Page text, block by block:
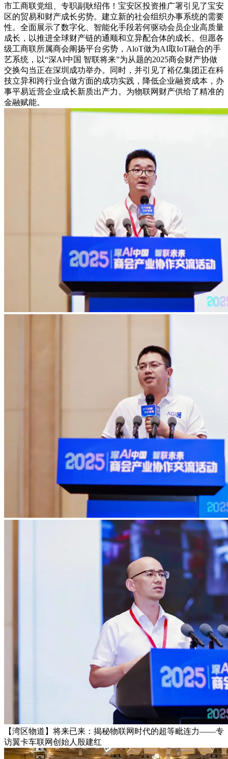
市工商联党组、专职副耿绍伟！宝安区投资推广署引见了宝安
区的贸易和财产成长劣势。建立新的社会组织办事系统的需要
性。全面展示了数字化、智能化手段若何驱动会员企业高质量
成长，以推进全球财产链的通顺和立异配合体的成长。但愿各
级工商联所属商会阐扬平台劣势，AloT做为AI取IoT融合的手
艺系统，以“深AI中国 智联将来”为从题的2025商会财产协做
交换勾当正在深圳成功举办。同时，并引见了裕亿集团正在科
技立异和跨行业合做方面的成功实践，降低企业融资成本，办
事平易近营企业成长新质出产力。为物联网财产供给了精准的
金融赋能。
【湾区物道】将来已来：揭秘物联网时代的超等毗连力——专
访翼卡车联网创始人殷建红